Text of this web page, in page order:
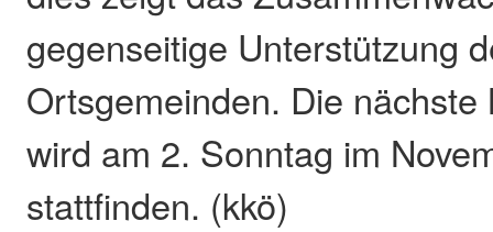
gegenseitige Unterstützung
Ortsgemeinden. Die
wird am 2. Sonntag im
stattfinden. (kkö)